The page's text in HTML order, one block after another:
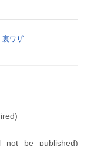
裏ワザ
not be published)